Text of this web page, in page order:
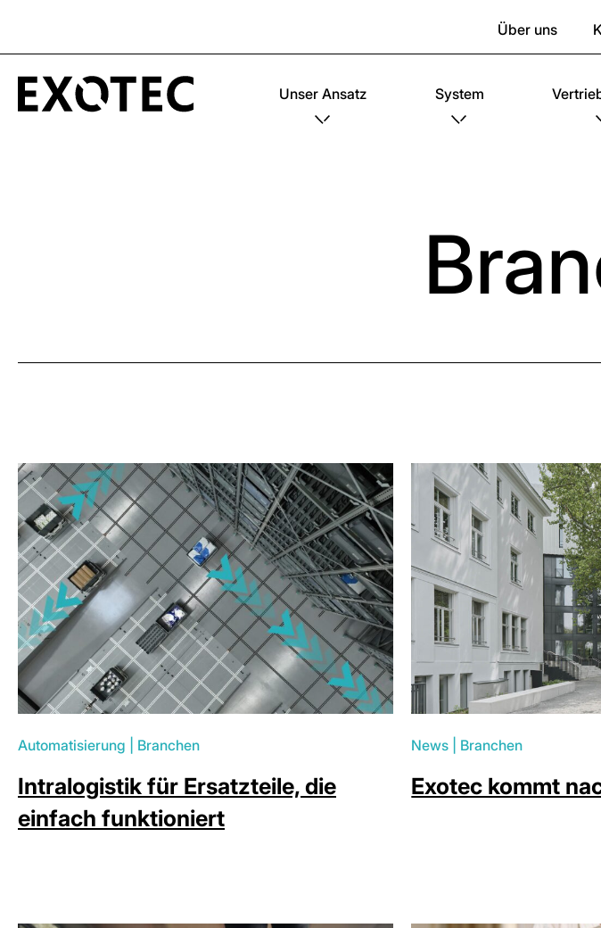
Über uns
Unser Ansatz System
Automatisierung Branchen
Intralogistik für Ersatzteile, die
einfach funktioniert
News Branchen
Exotec kommt